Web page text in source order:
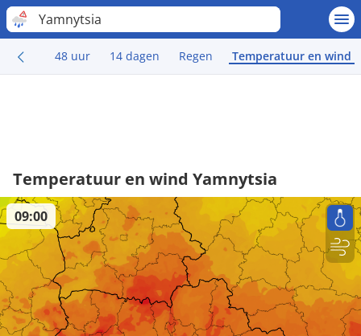
Yamnytsia
48 uur 14 dagen Regen Temperatuur en wind
Temperatuur en wind Yamnytsia
09:00